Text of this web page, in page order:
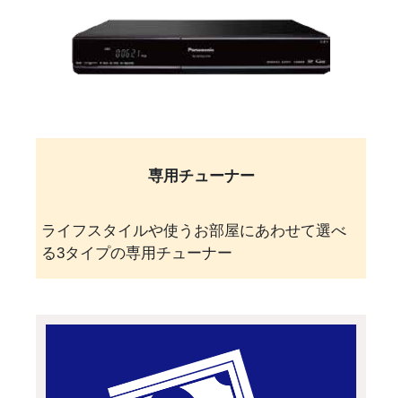
専用チューナー
ライフスタイルや使うお部屋にあわせて選べ
る3タイプの専用チューナー